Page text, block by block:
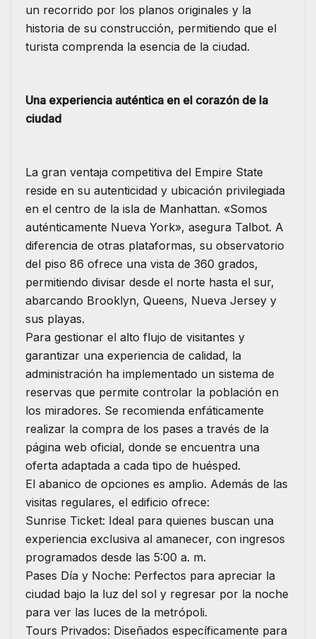
un recorrido por los planos originales y la
historia de su construcción, permitiendo que el
turista comprenda la esencia de la ciudad.
Una experiencia auténtica en el corazón de la
ciudad
​La gran ventaja competitiva del Empire State
reside en su autenticidad y ubicación privilegiada
en el centro de la isla de Manhattan. «Somos
auténticamente Nueva York», asegura Talbot. A
diferencia de otras plataformas, su observatorio
del piso 86 ofrece una vista de 360 grados,
permitiendo divisar desde el norte hasta el sur,
abarcando Brooklyn, Queens, Nueva Jersey y
sus playas.
​Para gestionar el alto flujo de visitantes y
garantizar una experiencia de calidad, la
administración ha implementado un sistema de
reservas que permite controlar la población en
los miradores. Se recomienda enfáticamente
realizar la compra de los pases a través de la
página web oficial, donde se encuentra una
oferta adaptada a cada tipo de huésped.
​El abanico de opciones es amplio. Además de las
visitas regulares, el edificio ofrece:
​Sunrise Ticket: Ideal para quienes buscan una
experiencia exclusiva al amanecer, con ingresos
programados desde las 5:00 a. m.
​Pases Día y Noche: Perfectos para apreciar la
ciudad bajo la luz del sol y regresar por la noche
para ver las luces de la metrópoli.
​Tours Privados: Diseñados específicamente para